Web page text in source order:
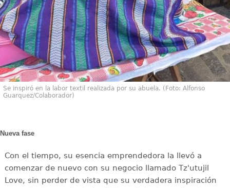
Se inspiró en la labor textil realizada por su abuela. (Foto: Alfonso
Guarquez/Colaborador)
Nueva fase
Con el tiempo, su esencia emprendedora la llevó a
comenzar de nuevo con su negocio llamado Tz'utujil
Love, sin perder de vista que su verdadera inspiración